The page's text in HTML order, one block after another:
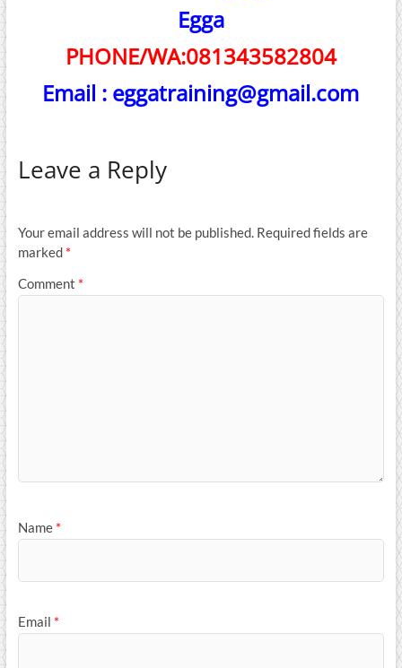
Egga
PHONE/WA:081343582804
Email : eggatraining@gmail.com
Leave a Reply
Your email address will not be published. Required fields are
marked *
Comment *
Name *
Email *